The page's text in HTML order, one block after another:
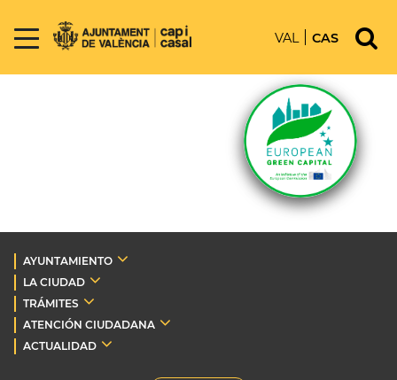
VAL CAS
AYUNTAMIENTO
LA CIUDAD
TRÁMITES
ATENCIÓN CIUDADANA
ACTUALIDAD